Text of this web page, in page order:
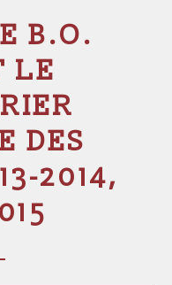
B.O.
LE
DES
2014,